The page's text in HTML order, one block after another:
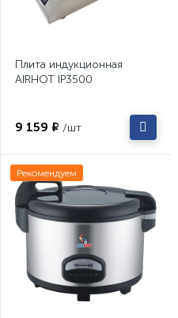
Плита индукционная
AIRHOT IP3500
9 159 ₽ /шт
Рекомендуем